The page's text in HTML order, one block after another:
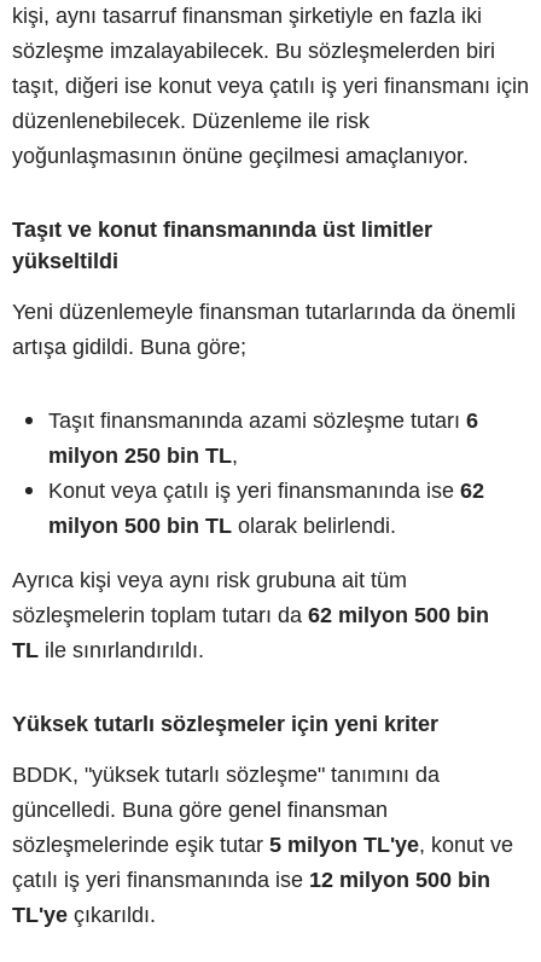
kişi, aynı tasarruf finansman şirketiyle en fazla iki
sözleşme imzalayabilecek. Bu sözleşmelerden biri
taşıt, diğeri ise konut veya çatılı iş yeri finansmanı için
düzenlenebilecek. Düzenleme ile risk
yoğunlaşmasının önüne geçilmesi amaçlanıyor.
Taşıt ve konut finansmanında üst limitler
yükseltildi
Yeni düzenlemeyle finansman tutarlarında da önemli
artışa gidildi. Buna göre;
Taşıt finansmanında azami sözleşme tutarı 6
milyon 250 bin TL,
Konut veya çatılı iş yeri finansmanında ise 62
milyon 500 bin TL olarak belirlendi.
Ayrıca kişi veya aynı risk grubuna ait tüm
sözleşmelerin toplam tutarı da 62 milyon 500 bin
TL ile sınırlandırıldı.
Yüksek tutarlı sözleşmeler için yeni kriter
BDDK, "yüksek tutarlı sözleşme" tanımını da
güncelledi. Buna göre genel finansman
sözleşmelerinde eşik tutar 5 milyon TL'ye, konut ve
çatılı iş yeri finansmanında ise 12 milyon 500 bin
TL'ye çıkarıldı.